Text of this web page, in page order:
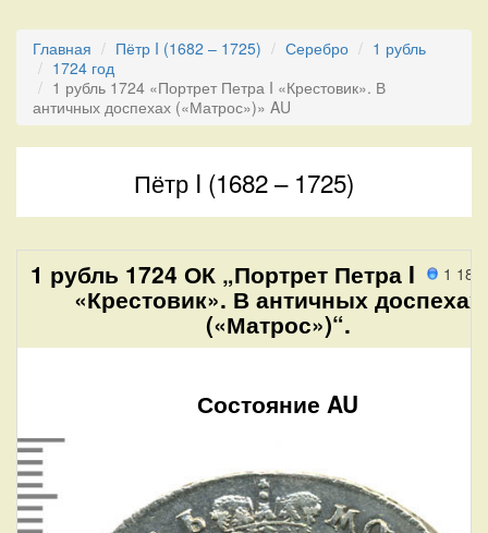
Главная Пётр I (1682 – 1725) Серебро
1 рубль
1724 год
1 рубль 1724 «Портрет Петра I «Крестовик». В
античных доспехах («Матрос»)» AU
Пётр I (1682 – 1725)
1 184
1 рубль 1724 ОК „Портрет Петра I
«Крестовик». В античных доспехах
(«Матрос»)“.
Состояние AU